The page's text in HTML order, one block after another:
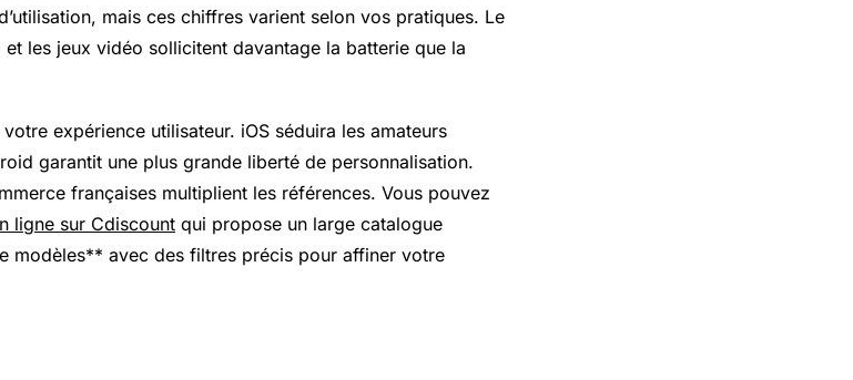
mais ces chiffres varient selon vos pratiques. Le
les jeux vidéo sollicitent davantage la batterie que la
expérience utilisateur. iOS séduira les amateurs
garantit une plus grande liberté de personnalisation.
françaises multiplient les références. Vous pouvez
ligne sur Cdiscount qui propose un large catalogue
modèles** avec des filtres précis pour affiner votre